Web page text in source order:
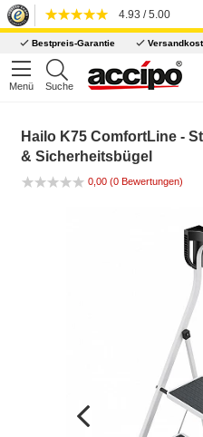
4.93 / 5.00
Bestpreis-Garantie
Menü Suche
Hailo K75 ComfortLine -
& Sicherheitsbügel
0,00 (0 Bewertungen)